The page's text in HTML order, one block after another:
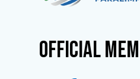
OFFICIAL